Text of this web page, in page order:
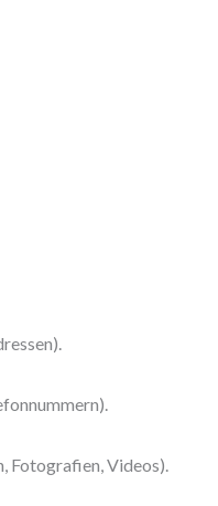
Fotografien, Videos).